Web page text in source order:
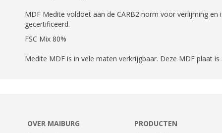
MDF Medite voldoet aan de CARB2 norm voor verlijming en
gecertificeerd.
FSC Mix 80%
Medite MDF is in vele maten verkrijgbaar. Deze MDF plaat
OVER MAIBURG
PRODUCTEN